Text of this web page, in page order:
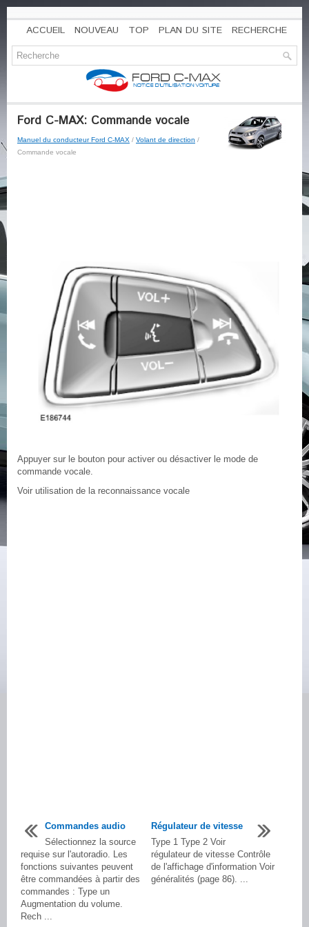
ACCUEIL NOUVEAU TOP PLAN DU SITE RECHERCHE
Ford C-MAX: Commande vocale
Manuel du conducteur Ford C-MAX / Volant de direction /
Commande vocale
Appuyer sur le bouton pour activer ou désactiver le mode de
commande vocale.
Voir utilisation de la reconnaissance vocale
Commandes audio
Sélectionnez la source
requise sur l'autoradio. Les
fonctions suivantes peuvent
être commandées à partir des
commandes : Type un
Augmentation du volume.
Rech ...
Régulateur de vitesse
Type 1 Type 2 Voir
régulateur de vitesse Contrôle
de l'affichage d'information Voir
généralités (page 86). ...